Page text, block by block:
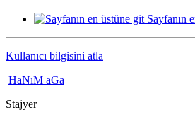
Sayfanın
Kullanıcı bilgisini atla
HaNıM aGa
Stajyer